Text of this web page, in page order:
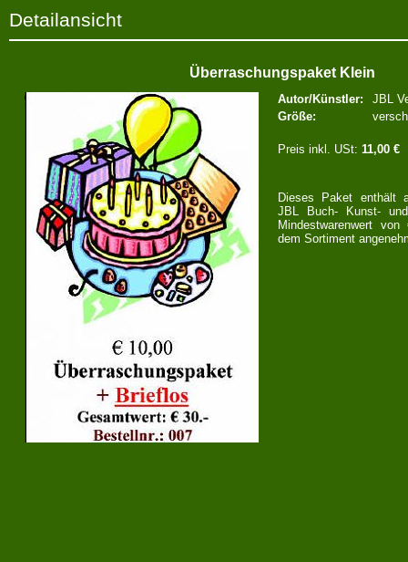
Detailansicht
Überraschungspaket Klein
Autor/Künstler:
JBL
Größe:
Preis inkl. USt: 11,00 €
Dieses Paket enthält
JBL Buch- Kunst-
Mindestwarenwert
dem Sortiment